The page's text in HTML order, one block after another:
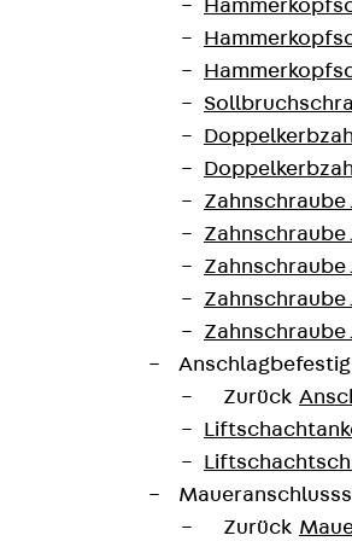
Zahnschraube
Zahnschraube
Zahnschraube
Zahnschraube
Zahnschraube
Zurück
Zurück
41 mm
Gewicht je
Lagermengeneinheit
0,083 kg